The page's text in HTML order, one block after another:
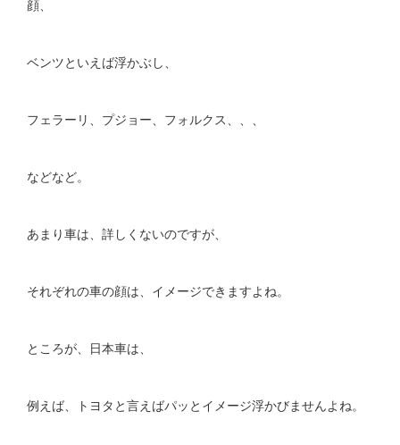
顔、
ベンツといえば浮かぶし、
フェラーリ、プジョー、フォルクス、、、
などなど。
あまり車は、詳しくないのですが、
それぞれの車の顔は、イメージできますよね。
ところが、日本車は、
例えば、トヨタと言えばパッとイメージ浮かびませんよね。